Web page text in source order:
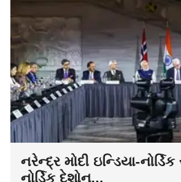
નરેન્દ્ર મોદી ઇન્ડિયા-
નોર્ડિક દેશોન...